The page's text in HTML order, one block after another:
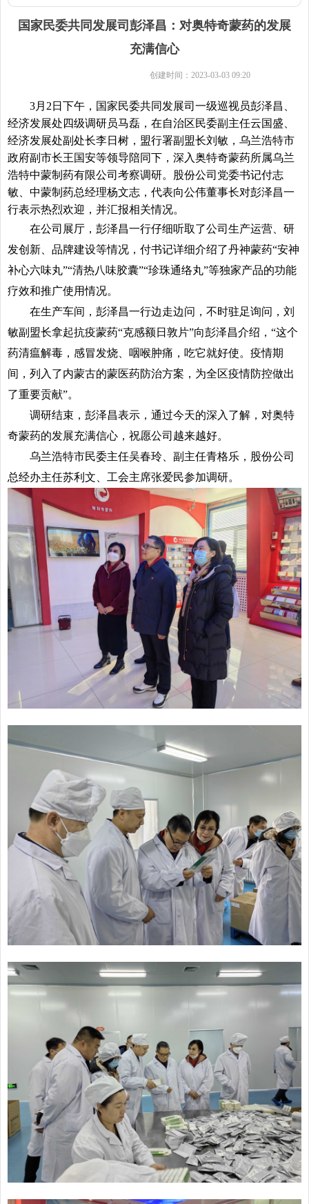
国家民委共同发展司彭泽昌：对奥特奇蒙药的发展
充满信心
3月2日下午，国家民委共同发展司一级巡视员彭泽昌、
经济发展处四级调研员马磊，在自治区民委副主任云国盛、
经济发展处副处长李日树，盟行署副盟长刘敏，乌兰浩特市
政府副市长王国安等领导陪同下，深入奥特奇蒙药所属乌兰
浩特中蒙制药有限公司考察调研。股份公司党委书记付志
敏、中蒙制药总经理杨文志，代表向公伟董事长对彭泽昌一
行表示热烈欢迎，并汇报相关情况。
在公司展厅，彭泽昌一行仔细听取了公司生产运营、研
发创新、品牌建设等情况，付书记详细介绍了丹神蒙药“安神
补心六味丸”“清热八味胶囊”“珍珠通络丸”等独家产品的功能
疗效和推广使用情况。
在生产车间，彭泽昌一行边走边问，不时驻足询问，刘
敏副盟长拿起抗疫蒙药“克感额日敦片”向彭泽昌介绍，“这个
药清瘟解毒，感冒发烧、咽喉肿痛，吃它就好使。疫情期
间，列入了内蒙古的蒙医药防治方案，为全区疫情防控做出
了重要贡献”。
调研结束，彭泽昌表示，通过今天的深入了解，对奥特
奇蒙药的发展充满信心，祝愿公司越来越好。
乌兰浩特市民委主任吴春玲、副主任青格乐，股份公司
总经办主任苏利文、工会主席张爱民参加调研。
创建时间： 2023-03-03 09:20